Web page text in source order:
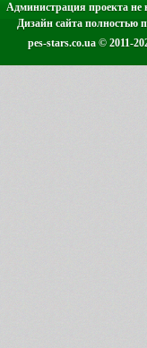
Администрация проекта не
Дизайн сайта полностью
pes-stars.co.ua © 2011-